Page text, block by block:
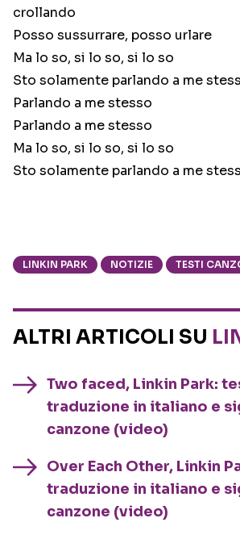
crollando
Posso sussurrare, posso urlare
Ma lo so, si lo so, si lo so
Sto solamente parlando a me
Parlando a me stesso
Parlando a me stesso
Ma lo so, si lo so, si lo so
Sto solamente parlando a me
LINKIN PARK NOTIZIE TESTI
ALTRI ARTICOLI SU
Two faced, Linkin Park:
traduzione in italiano e
canzone (video)
Over Each Other, Linkin
traduzione in italiano e
canzone (video)